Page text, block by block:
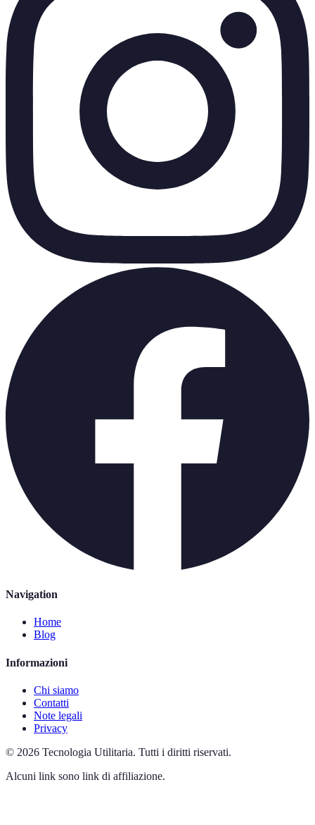
Navigation
Home
Blog
Informazioni
Chi siamo
Contatti
Note legali
Privacy
© 2026 Tecnologia Utilitaria. Tutti i diritti riservati.
Alcuni link sono link di affiliazione.